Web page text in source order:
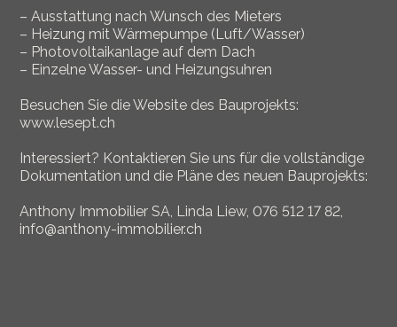
– Ausstattung nach Wunsch des Mieters
– Heizung mit Wärmepumpe (Luft/Wasser)
– Photovoltaikanlage auf dem Dach
– Einzelne Wasser- und Heizungsuhren
Besuchen Sie die Website des Bauprojekts:
www.lesept.ch
Interessiert? Kontaktieren Sie uns für die vollständige
Dokumentation und die Pläne des neuen Bauprojekts:
Anthony Immobilier SA, Linda Liew, 076 512 17 82,
info@anthony-immobilier.ch